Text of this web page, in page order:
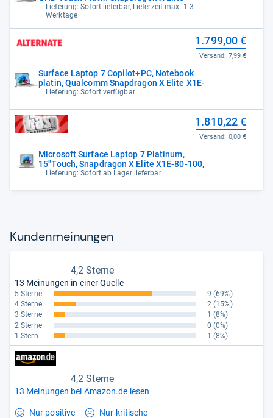
Lieferung: Sofort lieferbar, Lieferzeit max. 1-3
Werktage
Surface Laptop 7 Copilot+PC, Notebook
platin, Qualcomm Snapdragon X Elite X1E-
Lieferung: Sofort verfügbar
1.799,00 €
Versand: 7,99 €
Microsoft Surface Laptop 7 Platinum,
15"Touch, Snapdragon X Elite X1E-80-100,
Lieferung: Sofort ab Lager lieferbar
1.810,22 €
Versand: 0,00 €
Kun­den­mei­nun­gen
4,2 Sterne
13 Meinungen in einer Quelle
5 Sterne 9 (69%)
4 Sterne
2 (15%)
3 Sterne
1 (8%)
2 Sterne
0 (0%)
1 Stern
1 (8%)
4,2 Sterne
13 Meinungen bei Amazon.de lesen
Nur positive Nur kritische